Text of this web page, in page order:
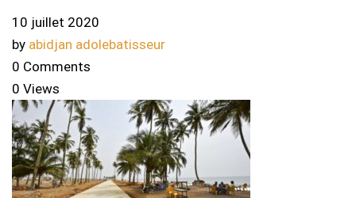
10 juillet 2020
by abidjan adolebatisseur
0 Comments
0 Views